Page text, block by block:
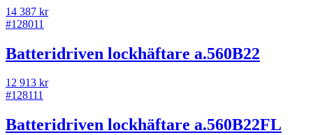
14 387 kr
#128011
Batteridriven lockhäftare a.560B22
12 913 kr
#128111
Batteridriven lockhäftare a.560B22FL